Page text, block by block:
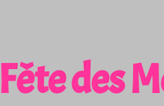
Fête des